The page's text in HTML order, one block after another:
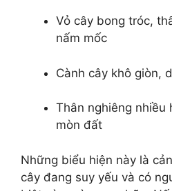
Vỏ cây bong tróc,
nấm mốc
Cành cây khô giòn,
Thân nghiêng nhiều
mòn đất
Những biểu hiện này là
cây đang suy yếu và có